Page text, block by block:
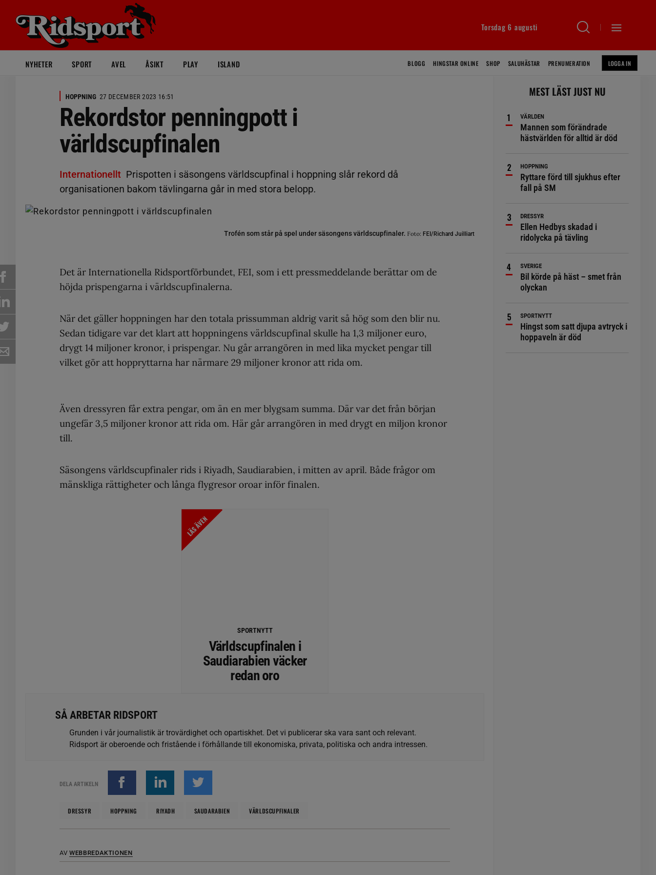
Torsdag 6 augusti
NYHETER SPORT AVEL ÅSIKT PLAY ISLAND BLOGG HINGSTAR ONLINE SHOP SALUHÄSTAR PRENUMERATION LOGGA IN
HOPPNING 27 DECEMBER 2023 16:51
Rekordstor penningpott i
världscupfinalen
Internationellt Prispotten i säsongens världscupfinal i hoppning slår rekord då
organisationen bakom tävlingarna går in med stora belopp.
Trofén som står på spel under säsongens världscupfinaler. Foto: FEI/Richard Juilliart
Det är Internationella Ridsportförbundet, FEI, som i ett pressmeddelande berättar om de
höjda prispengarna i världscupfinalerna.
När det gäller hoppningen har den totala prissumman aldrig varit så hög som den blir nu.
Sedan tidigare var det klart att hoppningens världscupfinal skulle ha 1,3 miljoner euro,
drygt 14 miljoner kronor, i prispengar. Nu går arrangören in med lika mycket pengar till
vilket gör att hoppryttarna har närmare 29 miljoner kronor att rida om.
Även dressyren får extra pengar, om än en mer blygsam summa. Där var det från början
ungefär 3,5 miljoner kronor att rida om. Här går arrangören in med drygt en miljon kronor
till.
Säsongens världscupfinaler rids i Riyadh, Saudiarabien, i mitten av april. Både frågor om
mänskliga rättigheter och långa flygresor oroar inför finalen.
LÄS ÄVEN
SPORTNYTT
Världscupfinalen i
Saudiarabien väcker
redan oro
SÅ ARBETAR RIDSPORT
Grunden i vår journalistik är trovärdighet och opartiskhet. Det vi publicerar ska vara sant och relevant.
Ridsport är oberoende och fristående i förhållande till ekonomiska, privata, politiska och andra intressen.
DELA ARTIKELN
DRESSYR HOPPNING RIYADH SAUDARABIEN VÄRLDSCUPFINALER
AV WEBBREDAKTIONEN
MEST LÄST JUST NU
VÄRLDEN
Mannen som förändrade
hästvärlden för alltid är död
HOPPNING
Ryttare förd till sjukhus efter
fall på SM
DRESSYR
Ellen Hedbys skadad i
ridolycka på tävling
SVERIGE
Bil körde på häst – smet från
olyckan
SPORTNYTT
Hingst som satt djupa avtryck i
hoppaveln är död